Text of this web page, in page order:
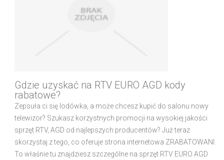
Gdzie uzyskać na RTV EURO AGD kody
rabatowe?
Zepsuła ci się lodówka, a może chcesz kupić do salonu nowy
telewizor? Szukasz korzystnych promocji na wysokiej jakości
sprzęt RTV, AGD od najlepszych producentów? Już teraz
skorzystaj z tego, co oferuje strona internetowa ZRABATOWANI.
To właśnie tu znajdziesz szczególne na sprzęt RTV EURO AGD